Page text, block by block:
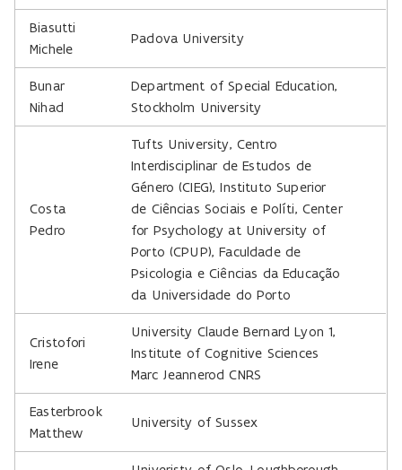
Biasutti
Michele
Padova University
Bunar
Nihad
Department of Special Education,
Stockholm University
Costa
Pedro
Tufts University, Centro
Interdisciplinar de Estudos de
Género (CIEG), Instituto Superior
de Ciências Sociais e Políti, Center
for Psychology at University of
Porto (CPUP), Faculdade de
Psicologia e Ciências da Educação
da Universidade do Porto
Cristofori
Irene
University Claude Bernard Lyon 1,
Institute of Cognitive Sciences
Marc Jeannerod CNRS
Easterbrook
Matthew
University of Sussex